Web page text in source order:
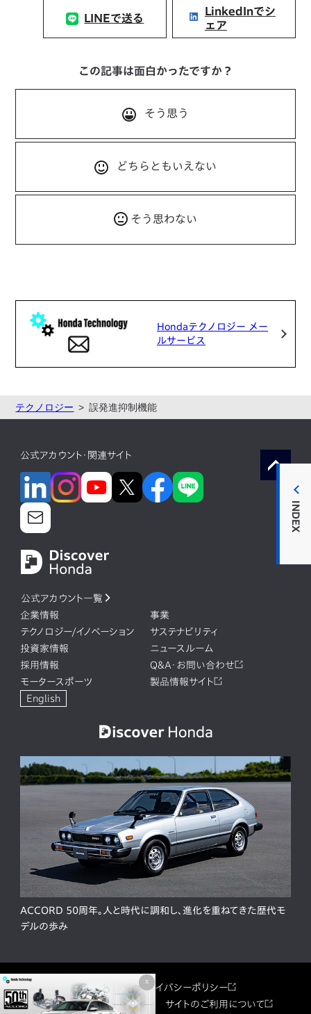
INDEX
LINEで送る
LinkedInでシ
ェア
この記事は面白かったですか？
そう思う
どちらともいえない
そう思わない
Hondaテクノロジー メー
ルサービス
テクノロジー 誤発進抑制機能
x
公式アカウント・関連サイト
公式アカウント一覧
企業情報
事業
テクノロジー/イノベーション
サステナビリティ
投資家情報
ニュースルーム
採用情報
Q&A・お問い合わせ
モータースポーツ
製品情報サイト
English
ACCORD 50周年。人と時代に調和し、進化を重ねてきた歴代モ
デルの歩み
サイトマップ
プライバシーポリシー
ソーシャルメディア利用規約
サイトのご利用について